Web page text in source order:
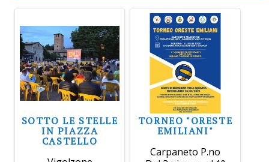
SOTTO LE STELLE
IN PIAZZA
CASTELLO
TORNEO "ORESTE
EMILIANI"
Carpaneto P.no